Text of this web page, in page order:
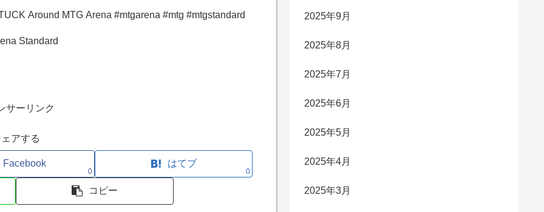
Deck Why It’s STUCK Around MTG Arena #mtgarena #mtg #mtgstandard
Standard
サーリンク
アする
Facebook
0
はてブ
0
コピー
2025年9月
2025年8月
2025年7月
2025年6月
2025年5月
2025年4月
2025年3月